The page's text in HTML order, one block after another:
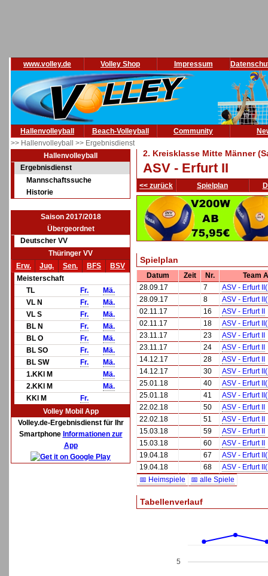
www.volley.de Volley Shop Impressum
Hallenvolleyball Beach-Volleyball Community
>> Hallenvolleyball >> Ergebnisdienst
Hallenvolleyball
Ergebnisdienst
Mannschaftssuche
Historie
Saison 2017/2018
Übergeordnet
Deutscher VV
Thüringer VV
Erw.
Jug. Sen. BFS
BSV
Meisterschaft
TL
Fr.
Mä.
VL N
Fr.
Mä.
VL S
Fr.
Mä.
BL N
Fr.
Mä.
BL O
Fr.
Mä.
BL SO
Fr.
Mä.
BL SW
Fr.
Mä.
1.KKl M
Mä.
2.KKl M
Mä.
KKl M
Fr.
Volley Mobil App
Volley.de-Ergebnisdienst für Ihr
Smartphone Informationen zur
App
2. Kreisklasse Mitte Männer
ASV - Erfurt II
<< zurück Spielplan
Spielplan
Datum Zeit Nr.
Team A
28.09.17
7
ASV - Erfurt
28.09.17
8
ASV - Erfurt
02.11.17
16
ASV - Erfurt II
02.11.17
18
ASV - Erfurt
23.11.17
23
ASV - Erfurt II
23.11.17
24
ASV - Erfurt II
14.12.17
28
ASV - Erfurt II
14.12.17
30
ASV - Erfurt
25.01.18
40
ASV - Erfurt
25.01.18
41
ASV - Erfurt
22.02.18
50
ASV - Erfurt II
22.02.18
51
ASV - Erfurt II
15.03.18
59
ASV - Erfurt II
15.03.18
60
ASV - Erfurt II
19.04.18
67
ASV - Erfurt
19.04.18
68
ASV - Erfurt
📅 Heimspiele
📅 alle Spiele
Tabellenverlauf
5